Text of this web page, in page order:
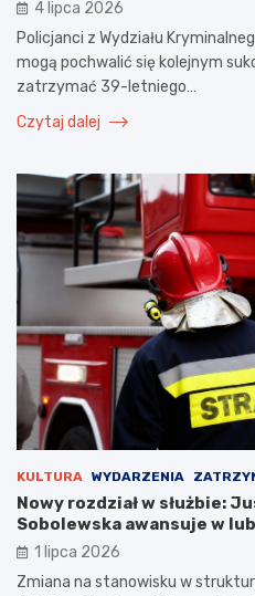
4 lipca 2026
Policjanci z Wydziału
mogą pochwalić się kolejnym
zatrzymać 39-letniego…
Czytaj dalej
KULTURA WYDARZENIA
Nowy rozdział w służbie:
Sobolewska awansuje w
1 lipca 2026
Zmiana na stanowisku w